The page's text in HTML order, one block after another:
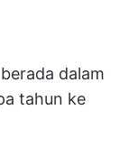
dalam
tahun ke